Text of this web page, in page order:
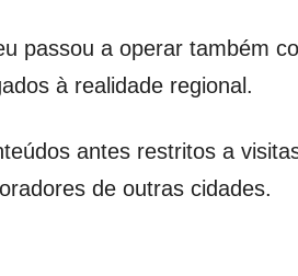
passou a operar também
à realidade regional.
antes restritos a
de outras cidades.